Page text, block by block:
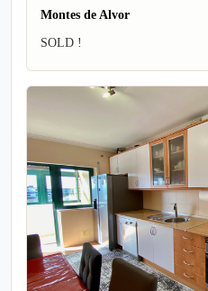
Montes de Alvor
SOLD !